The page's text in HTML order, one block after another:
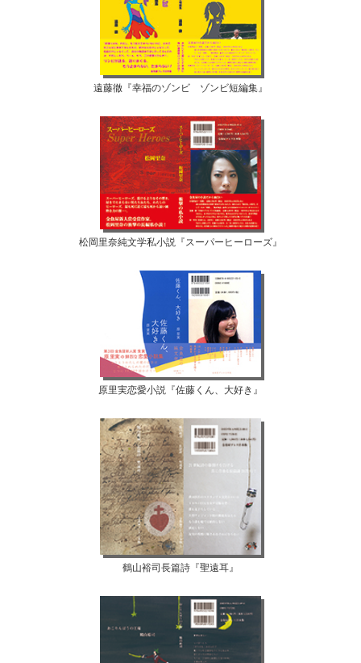
遠藤徹『幸福のゾンビ ゾンビ短編集』
松岡里奈純文学私小説『スーパーヒーローズ』
原里実恋愛小説『佐藤くん、大好き』
鶴山裕司長篇詩『聖遠耳』